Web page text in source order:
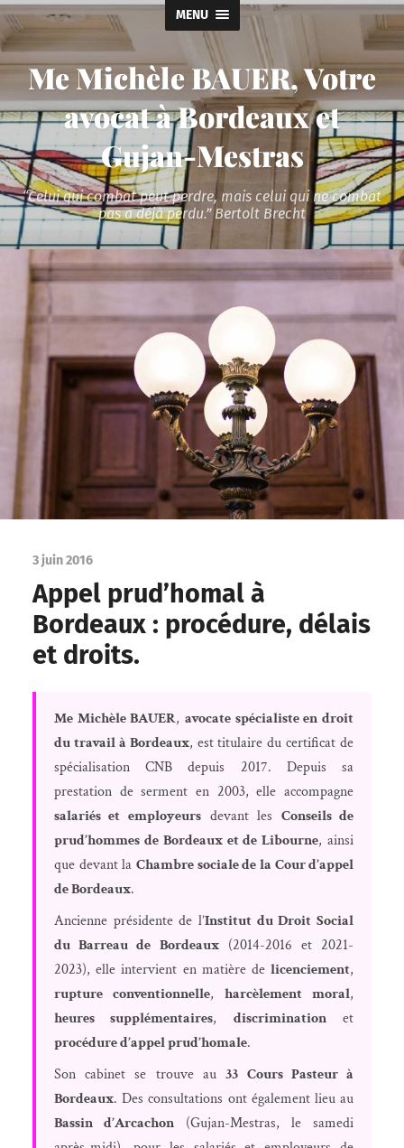
MENU
Me Michèle BAUER, Votre
avocat à Bordeaux et
Gujan-Mestras
“Celui qui combat peut perdre, mais celui qui ne combat
pas a déjà perdu.” Bertolt Brecht
3 juin 2016
Appel prud’homal à
Bordeaux : procédure, délais
et droits.
Me Michèle BAUER, avocate spécialiste en droit
du travail à Bordeaux, est titulaire du certificat de
spécialisation CNB depuis 2017. Depuis sa
prestation de serment en 2003, elle accompagne
salariés et employeursdevant les Conseils de
prud’hommes de Bordeaux et de Libourne, ainsi
que devant la Chambre sociale de la Cour d’appel
de Bordeaux.
Ancienne présidente de l’Institut du Droit Social
du Barreau de Bordeaux(2014-2016 et 2021-
2023), elle intervient en matière delicenciement,
rupture conventionnelle,harcèlement moral,
heures supplémentaires, discriminationet
procédure d’appel prud’homale.
Son cabinet se trouve au33 Cours Pasteur à
Bordeaux. Des consultations ont également lieu au
Bassin d’Arcachon(Gujan-Mestras, le samedi